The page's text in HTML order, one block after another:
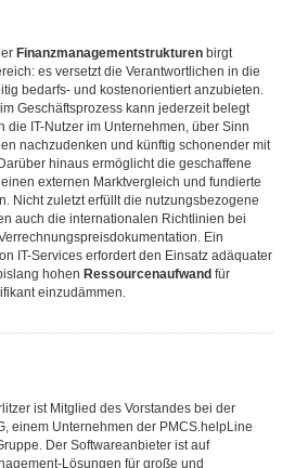
Finanzmanagementstrukturen birgt
es versetzt die Verantwortlichen in die
bedarfs- und kostenorientiert anzubieten.
Geschäftsprozess kann jederzeit belegt
die IT-Nutzer im Unternehmen, über Sinn
nachzudenken und künftig schonender mit
hinaus ermöglicht die geschaffene
externen Marktvergleich und fundierte
Nicht zuletzt erfüllt die nutzungsbezogene
auch die internationalen Richtlinien bei
Ein
IT-Services erfordert den Einsatz adäquater
hohen Ressourcenaufwand für
einzudämmen.
ist Mitglied des Vorstandes bei der
einem Unternehmen der PMCS.helpLine
Der Softwareanbieter ist auf
Lösungen für große und